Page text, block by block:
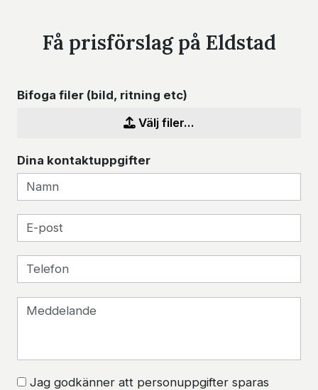
Få prisförslag på Eldstad
Bifoga filer (bild, ritning etc)
Välj filer...
Dina kontaktuppgifter
Jag godkänner att personuppgifter sparas